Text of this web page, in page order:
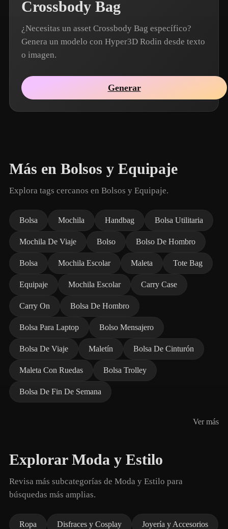
Crossbody Bag
¿Necesitas un asset Crossbody Bag específico?
Genera un modelo con Hyper3D Rodin desde texto
o imagen.
Generar
Más en Bolsos y Equipaje
Explora tags cercanos en Bolsos y Equipaje.
Bolsa Mochila Handbag Bolsa Utilitaria
Mochila De Viaje Bolso Bolso De Hombro
Bolsa Mochila Escolar Maleta Tote Bag
Equipaje Mochila Escolar Carry Case
Carry On Bolsa De Hombro
Bolsa Para Laptop Bolso Mensajero
Bolsa De Viaje Maletín Bolsa De Cinturón
Maleta Con Ruedas Bolsa Trolley
Bolsa De Fin De Semana
Ver más
Explorar Moda y Estilo
Revisa más subcategorías de Moda y Estilo para
búsquedas más amplias.
Ropa Disfraces y Cosplay Joyería y Accesorios